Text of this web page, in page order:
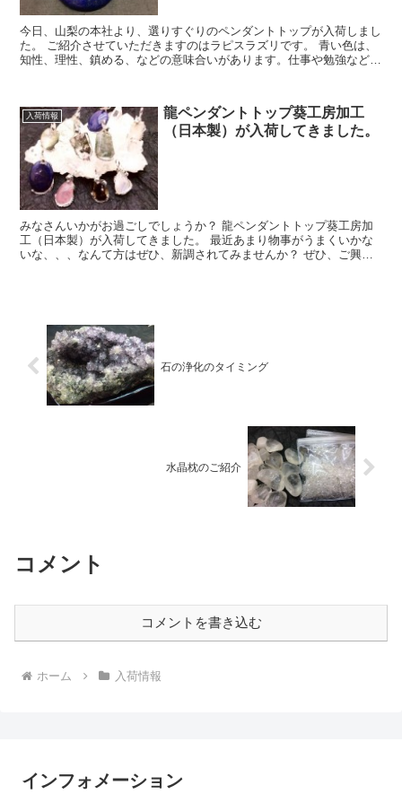
今日、山梨の本社より、選りすぐりのペンダントトップが入荷しまし
た。 ご紹介させていただきますのはラピスラズリです。 青い色は、
知性、理性、鎮める、などの意味合いがあります。仕事や勉強などす
入荷情報
龍ペンダントトップ葵工房加工
（日本製）が入荷してきました。
みなさんいかがお過ごしでしょうか？ 龍ペンダントトップ葵工房加
工（日本製）が入荷してきました。 最近あまり物事がうまくいかな
いな、、、なんて方はぜひ、新調されてみませんか？ ぜひ、ご興味
石の浄化のタイミング
水晶枕のご紹介
コメント
コメントを書き込む
ホーム 入荷情報
インフォメーション